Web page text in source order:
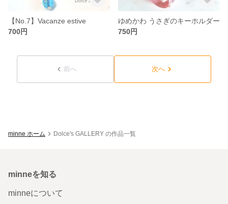
【No.7】Vacanze estive
700円
ゆめかわ うさぎのキーホルダー
750円
前へ 次へ
minne ホーム Dolce's GALLERY の作品一覧
minneを知る
minneについて